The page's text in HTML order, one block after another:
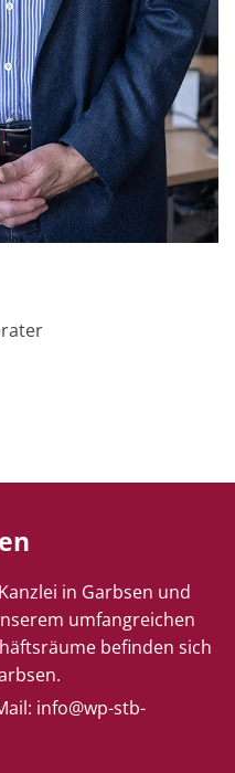
in Garbsen und
umfangreichen
befinden sich
info@wp-stb-